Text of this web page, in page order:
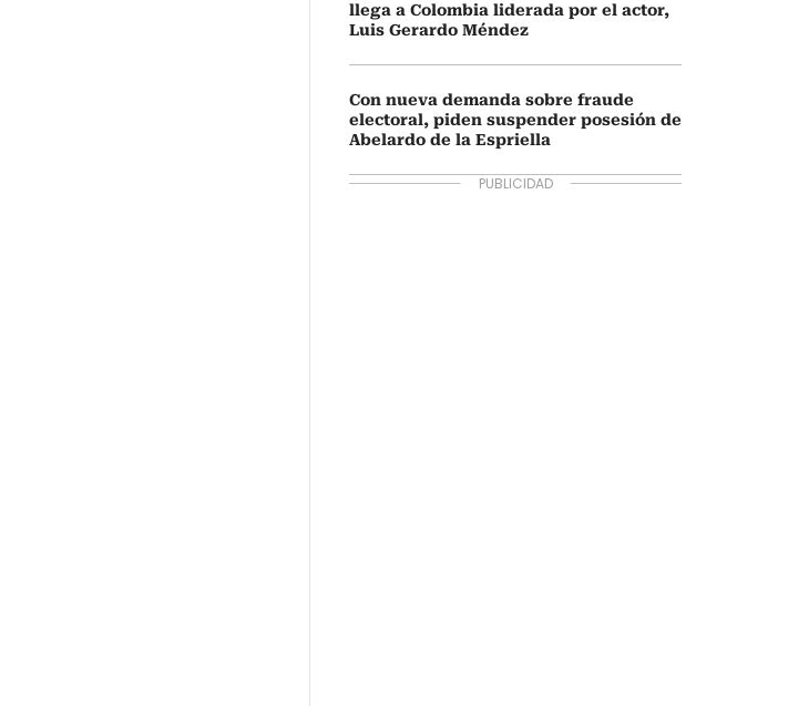
llega a Colombia liderada por el actor,
Luis Gerardo Méndez
Con nueva demanda sobre fraude
electoral, piden suspender posesión de
Abelardo de la Espriella